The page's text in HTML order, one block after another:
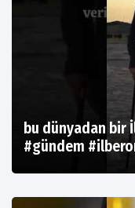
bu dünyadan bir
#gündem